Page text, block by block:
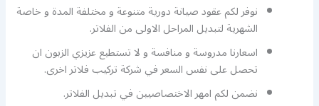
نوفر لكم عقود صيانة دورية متنوعة و مختلفة المدة و خاصة
الشهرية لتبديل المراحل الاولى من الفلاتر.
اسعارنا مدروسة و منافسة و لا تستطيع عزيزي الزبون ان
تحصل على نفس السعر في شركة تركيب فلاتر اخرى.
نضمن لكم امهر الاختصاصيين في تبديل الفلاتر.